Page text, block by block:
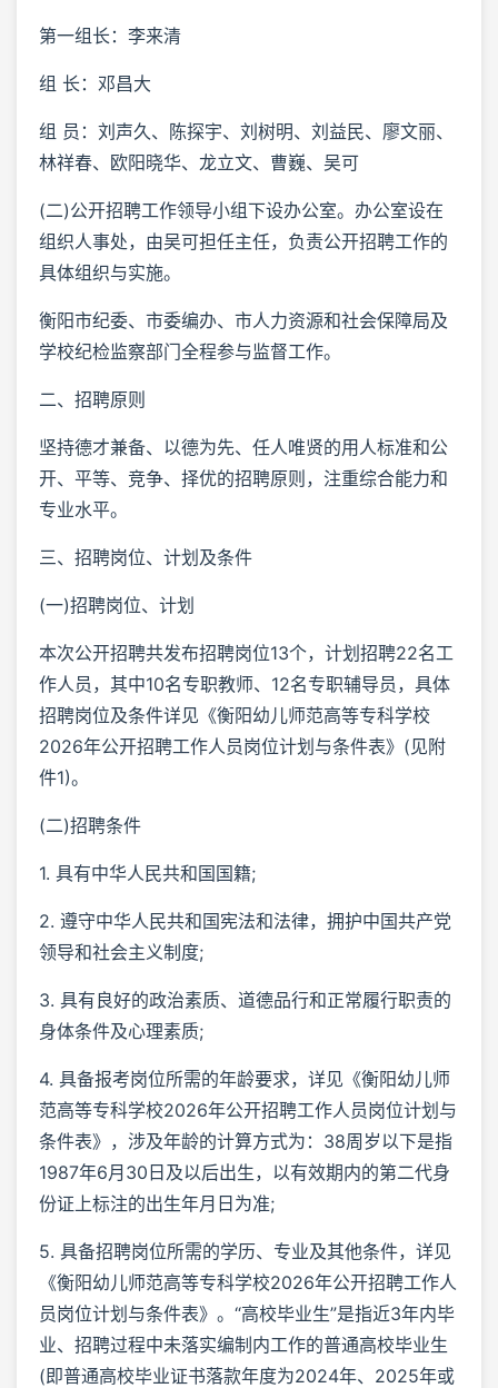
第一组长：李来清
组 长：邓昌大
组 员：刘声久、陈探宇、刘树明、刘益民、廖文丽、
林祥春、欧阳晓华、龙立文、曹巍、吴可
(二)公开招聘工作领导小组下设办公室。办公室设在
组织人事处，由吴可担任主任，负责公开招聘工作的
具体组织与实施。
衡阳市纪委、市委编办、市人力资源和社会保障局及
学校纪检监察部门全程参与监督工作。
二、招聘原则
坚持德才兼备、以德为先、任人唯贤的用人标准和公
开、平等、竞争、择优的招聘原则，注重综合能力和
专业水平。
三、招聘岗位、计划及条件
(一)招聘岗位、计划
本次公开招聘共发布招聘岗位13个，计划招聘22名工
作人员，其中10名专职教师、12名专职辅导员，具体
招聘岗位及条件详见《衡阳幼儿师范高等专科学校
2026年公开招聘工作人员岗位计划与条件表》(见附
件1)。
(二)招聘条件
1. 具有中华人民共和国国籍;
2. 遵守中华人民共和国宪法和法律，拥护中国共产党
领导和社会主义制度;
3. 具有良好的政治素质、道德品行和正常履行职责的
身体条件及心理素质;
4. 具备报考岗位所需的年龄要求，详见《衡阳幼儿师
范高等专科学校2026年公开招聘工作人员岗位计划与
条件表》，涉及年龄的计算方式为：38周岁以下是指
1987年6月30日及以后出生，以有效期内的第二代身
份证上标注的出生年月日为准;
5. 具备招聘岗位所需的学历、专业及其他条件，详见
《衡阳幼儿师范高等专科学校2026年公开招聘工作人
员岗位计划与条件表》。“高校毕业生”是指近3年内毕
业、招聘过程中未落实编制内工作的普通高校毕业生
(即普通高校毕业证书落款年度为2024年、2025年或